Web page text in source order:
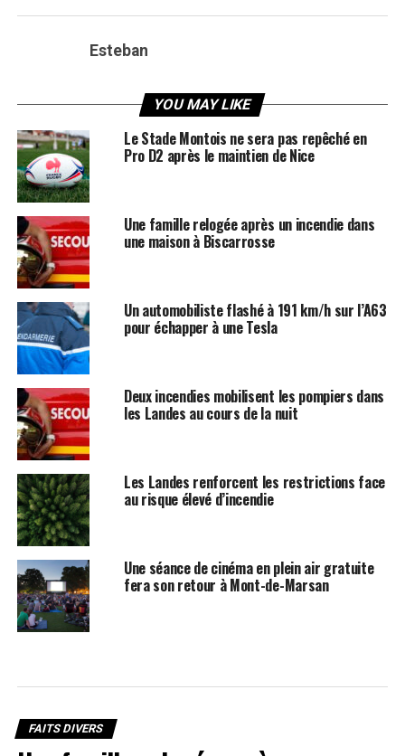
Esteban
YOU MAY LIKE
Le Stade Montois ne sera pas repêché en
Pro D2 après le maintien de Nice
Une famille relogée après un incendie dans
une maison à Biscarrosse
Un automobiliste flashé à 191 km/h sur l’A63
pour échapper à une Tesla
Deux incendies mobilisent les pompiers dans
les Landes au cours de la nuit
Les Landes renforcent les restrictions face
au risque élevé d’incendie
Une séance de cinéma en plein air gratuite
fera son retour à Mont-de-Marsan
FAITS DIVERS